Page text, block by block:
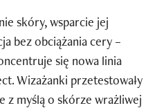
skóry, wsparcie jej
bez obciążania cery –
się nowa linia
Wizażanki przetestowały
z myślą o skórze wrażliwej